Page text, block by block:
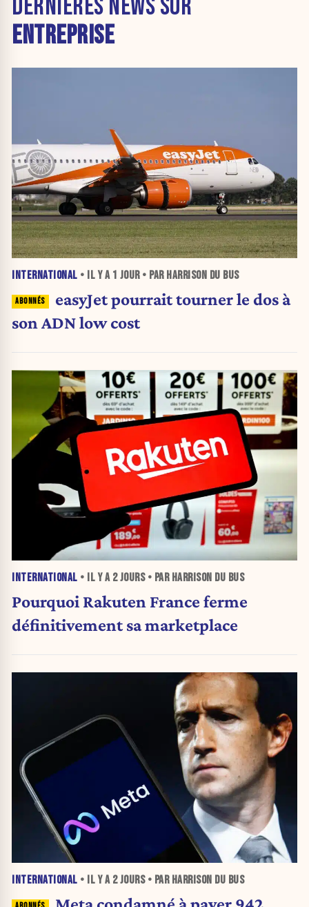
DERNIÈRES NEWS SUR
ENTREPRISE
INTERNATIONAL • IL Y A 1 JOUR• PAR HARRISON DU BUS
easyJet pourrait tourner le dos à
son ADN low cost
INTERNATIONAL • IL Y A 2 JOURS• PAR HARRISON DU BUS
Pourquoi Rakuten France ferme
définitivement sa marketplace
INTERNATIONAL • IL Y A 2 JOURS• PAR HARRISON DU BUS